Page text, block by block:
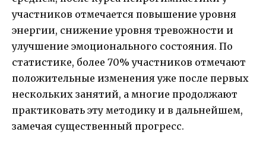
участников отмечается повышение уровня
энергии, снижение уровня тревожности и
улучшение эмоционального состояния. По
статистике, более 70% участников отмечают
положительные изменения уже после первых
нескольких занятий, а многие продолжают
практиковать эту методику и в дальнейшем,
замечая существенный прогресс.